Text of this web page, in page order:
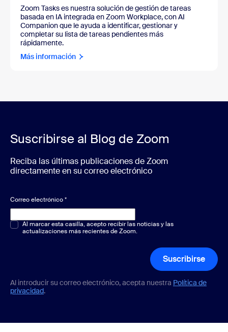
Zoom Tasks es nuestra solución de gestión de tareas
basada en IA integrada en Zoom Workplace, con AI
Companion que le ayuda a identificar, gestionar y
completar su lista de tareas pendientes más
rápidamente.
Más información
Suscribirse al Blog de Zoom
Reciba las últimas publicaciones de Zoom
directamente en su correo electrónico
Correo electrónico*
Opción múltiple o única*
Al marcar esta casilla, acepto recibir las noticias y las
actualizaciones más recientes de Zoom.
Suscribirse
Al introducir su correo electrónico, acepta nuestra Política de
privacidad.